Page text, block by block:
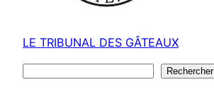
LE TRIBUNAL DES GÂTEAUX
Rechercher